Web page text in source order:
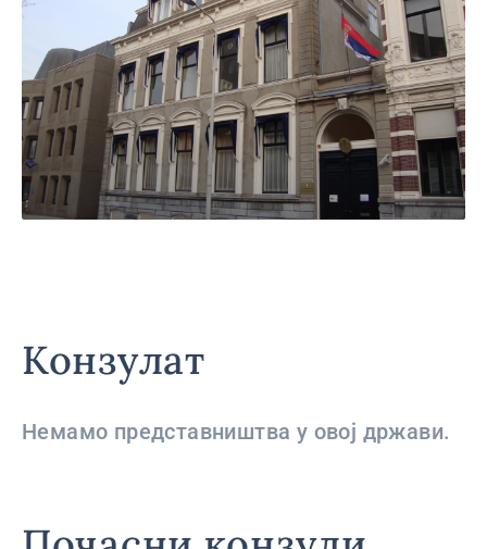
Конзулат
Немамо представништва у овој држави.